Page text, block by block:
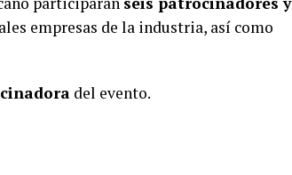
empresas de la industria, así como
del evento.